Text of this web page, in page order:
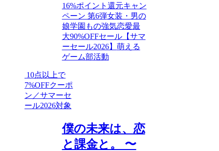
16%ポイント還元キャン
ペーン 第6弾女装・男の
娘学園もの強気恋愛最
大90%OFFセール【サマ
ーセール2026】 萌える
ゲーム部活動
10点以上で
7%OFFクーポ
ン／サマーセ
ール2026対象
僕の未来は、恋
と課金と。 〜